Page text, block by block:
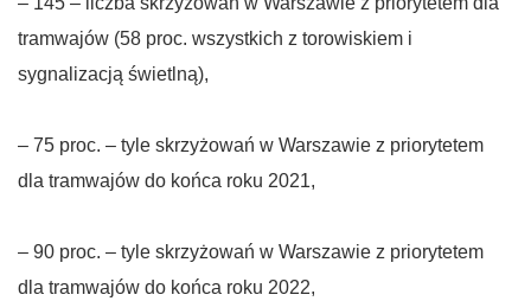
tramwajów (58 proc. wszystkich z torowiskiem i
sygnalizacją świetlną),
– 75 proc. – tyle skrzyżowań w Warszawie z priorytetem
dla tramwajów do końca roku 2021,
– 90 proc. – tyle skrzyżowań w Warszawie z priorytetem
dla tramwajów do końca roku 2022,